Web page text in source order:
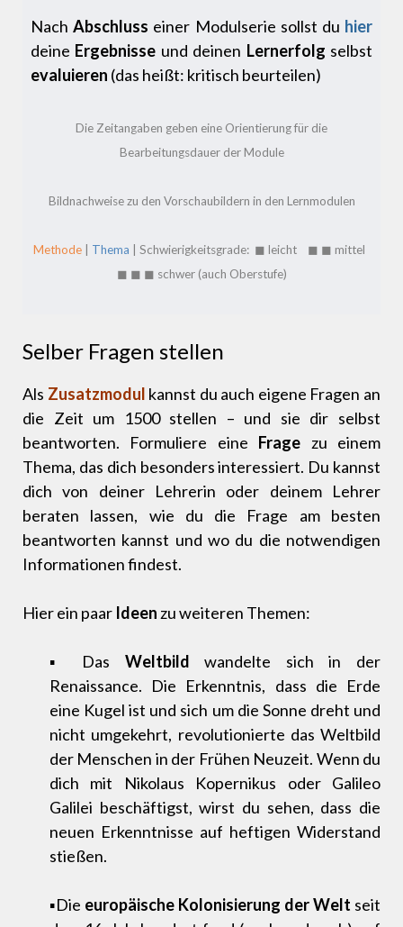
NachAbschluss einer Modulserie sollst du hier
deine Ergebnisse und deinen Lernerfolg selbst
evaluieren (das heißt: kritisch beurteilen)
Die Zeitangaben geben eine Orientierung für die
Bearbeitungsdauer der Module
Bildnachweise zu den Vorschaubildern in den Lernmodulen
Methode Thema | Schwierigkeitsgrade: ◼ leicht ◼ ◼ mittel
◼ ◼ ◼ schwer (auch Oberstufe)
Selber Fragen stellen
Als Zusatzmodul kannst du auch eigene Fragen an
die Zeit um 1500 stellen – und sie dir selbst
beantworten. Formuliere eine Frage zu einem
Thema, das dich besonders interessiert. Du kannst
dich von deiner Lehrerin oder deinem Lehrer
beraten lassen, wie du die Frage am besten
beantworten kannst und wo du die notwendigen
Informationen findest.
Hier ein paar Ideen zu weiteren Themen:
▪ Das Weltbild wandelte sich in der
Renaissance. Die Erkenntnis, dass die Erde
eine Kugel ist und sich um die Sonne dreht und
nicht umgekehrt, revolutionierte das Weltbild
der Menschen in der Frühen Neuzeit. Wenn du
dich mit Nikolaus Kopernikus oder Galileo
Galilei beschäftigst, wirst du sehen, dass die
neuen Erkenntnisse auf heftigen Widerstand
stießen.
▪Die europäische Kolonisierung der Welt seit